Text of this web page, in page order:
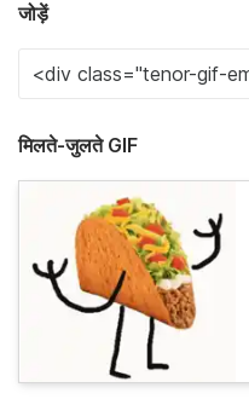
जोड़ें
मिलते-जुलते GIF